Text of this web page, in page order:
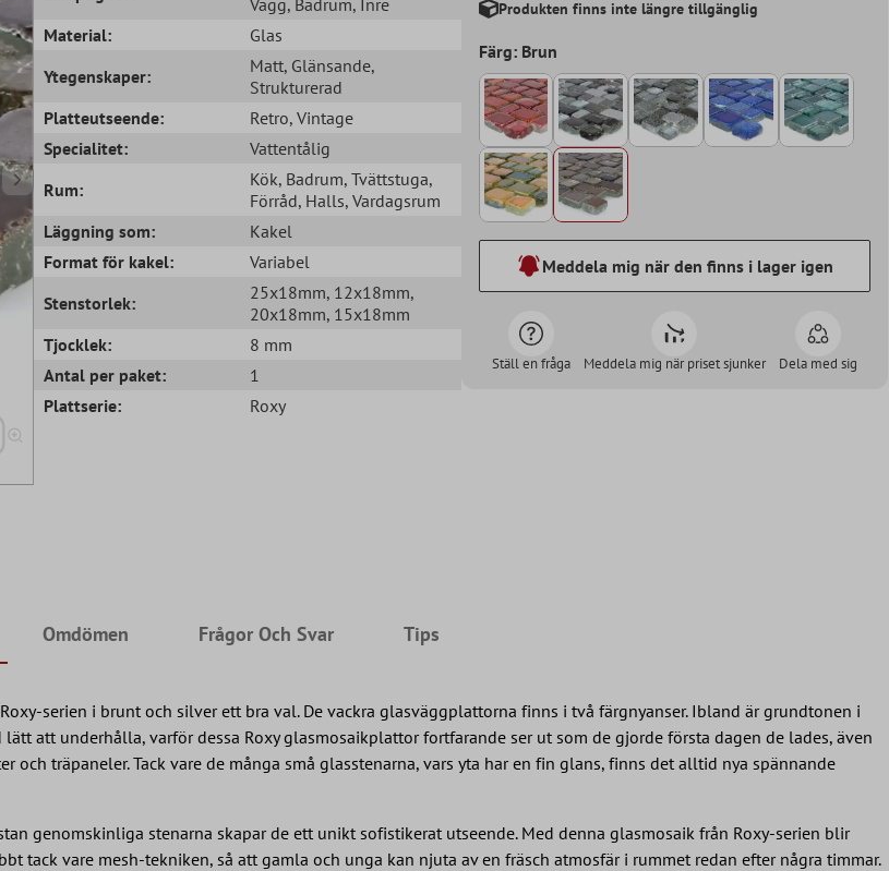
Material:
Glas
Ytegenskaper:
Matt, Glänsande,
Strukturerad
Platteutseende:
Retro, Vintage
Specialitet:
Vattentålig
Rum:
Kök, Badrum, Tvättstuga,
Förråd, Halls, Vardagsrum
Läggning som:
Kakel
Format för kakel:
Variabel
Stenstorlek:
25x18mm, 12x18mm,
20x18mm, 15x18mm
Tjocklek:
8 mm
Antal per paket:
1
Plattserie:
Roxy
Produkten finns inte längre tillgänglig
Färg: Brun
Meddela mig när den finns i lager igen
Ställ en fråga Meddela mig när priset sjunker Dela med sig
Omdömen Frågor Och Svar Tips
serien i brunt och silver ett bra val. De vackra glasväggplattorna finns i två färgnyanser. Ibland är grundtonen i
att underhålla, varför dessa Roxy glasmosaikplattor fortfarande ser ut som de gjorde första dagen de lades, även
träpaneler. Tack vare de många små glasstenarna, vars yta har en fin glans, finns det alltid nya spännande
genomskinliga stenarna skapar de ett unikt sofistikerat utseende. Med denna glasmosaik från Roxy-serien blir
tack vare mesh-tekniken, så att gamla och unga kan njuta av en fräsch atmosfär i rummet redan efter några timmar.